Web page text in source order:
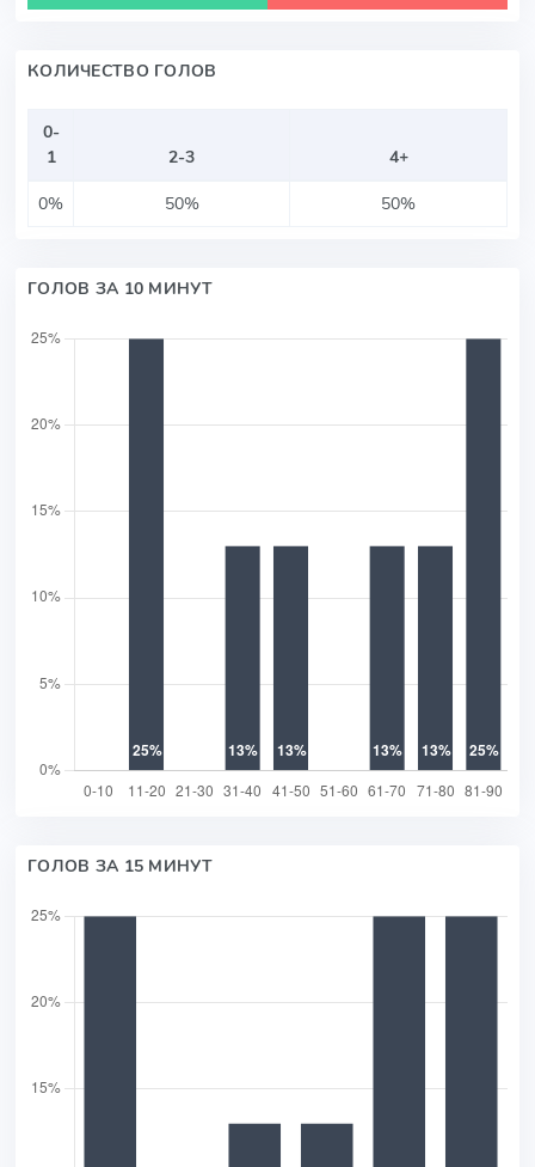
КОЛИЧЕСТВО ГОЛОВ
0-
1
2-3
4+
0%
50% 50%
ГОЛОВ ЗА 10 МИНУТ
ГОЛОВ ЗА 15 МИНУТ